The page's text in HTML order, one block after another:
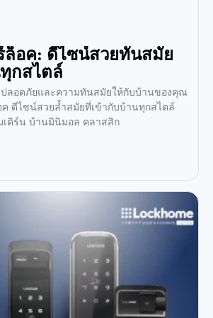
ล็อค: ดีไซน์สวยทันสมัย
กสไตล์
ปลอดภัยและความทันสมัยให้กับบ้านของคุณ
ดีไซน์สวยล้ำสมัยที่เข้ากับบ้านทุกสไตล์
เดิร์น บ้านมินิมอล คลาสสิก